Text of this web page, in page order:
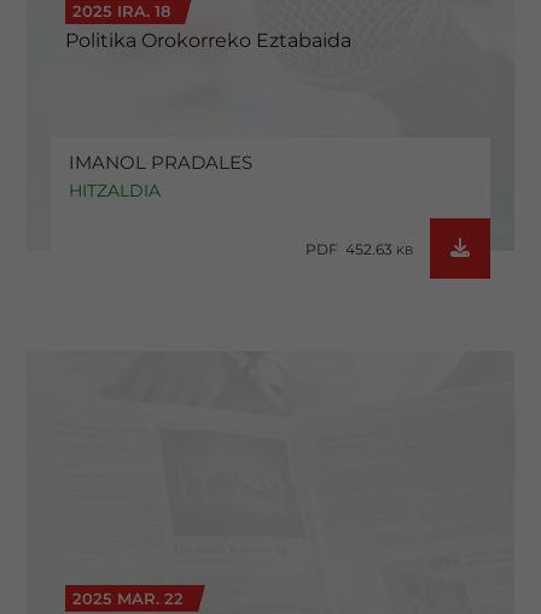
2025 IRA. 18
Politika Orokorreko Eztabaida
IMANOL PRADALES
HITZALDIA
PDF 452.63 KB
2025 MAR. 22